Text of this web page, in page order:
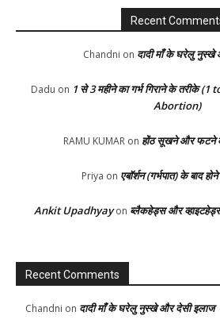
Recent
Chandni on दादी माँ के घरेलु
Dadu on 1 से 3 महीने का गर्भ गिराने के तरीके
Abortion)
RAMU KUMAR on होंठ सूखने और फटने
Priya on एबॉर्शन (गर्भपात) के बाद
Ankit Upadhyayon ब्लैकहेड्स और
Recent Comments
Chandni on दादी माँ के घरेलु नुस्खे और देसी इलाज